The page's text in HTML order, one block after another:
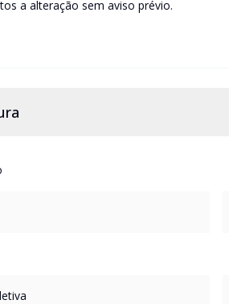
a alteração sem aviso prévio.